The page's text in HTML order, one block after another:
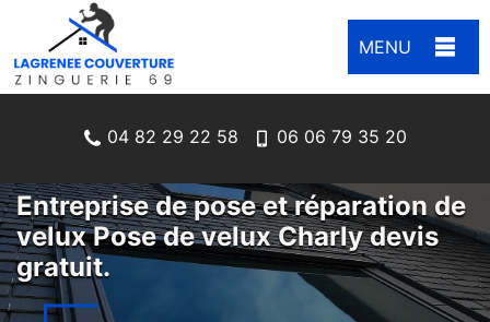
MENU
04 82 29 22 58 06 06 79 35 20
Entreprise de pose et réparation de
velux Pose de velux Charly devis
gratuit.